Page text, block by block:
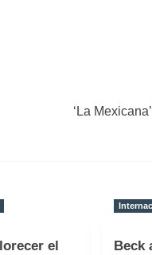
‘La
el
Beck